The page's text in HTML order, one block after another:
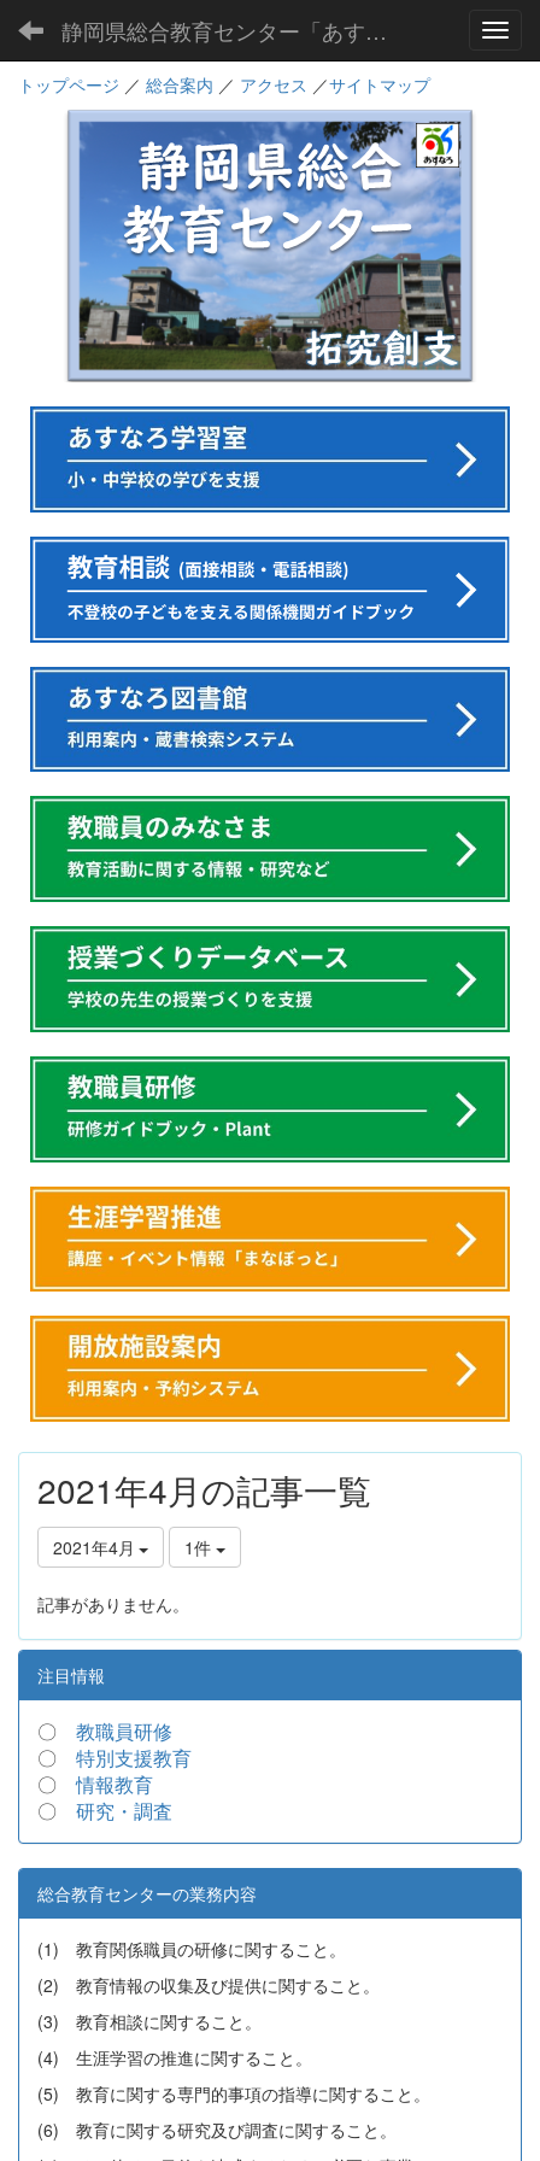
静岡県総合教育センター「あすなろ」
トップページ ／ 総合案内 ／ アクセス ／サイトマップ
2021年4月の記事一覧
2021年4月 1件
記事がありません。
注目情報
〇 教職員研修
〇 特別支援教育
〇情報教育
〇 研究・調査
総合教育センターの業務内容
(1) 教育関係職員の研修に関すること。
(2) 教育情報の収集及び提供に関すること。
(3) 教育相談に関すること。
(4) 生涯学習の推進に関すること。
(5) 教育に関する専門的事項の指導に関すること。
(6) 教育に関する研究及び調査に関すること。